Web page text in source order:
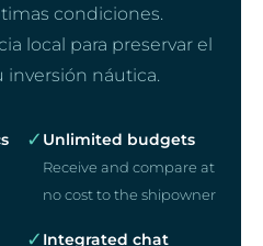
condiciones.
local para preservar el
inversión náutica.
✓ Unlimited budgets
Receive and compare at
no cost to the shipowner
✓ Integrated chat